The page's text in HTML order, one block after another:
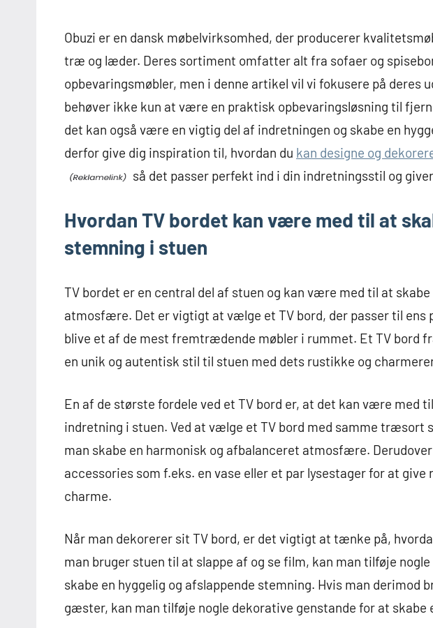
Obuzi er en dansk møbelvirksomhed, der producerer
træ og læder. Deres sortiment omfatter alt fra sofaer og
opbevaringsmøbler, men i denne artikel vil vi fokusere på deres
behøver ikke kun at være en praktisk opbevaringsløsning til
det kan også være en vigtig del af indretningen og skabe en
derfor give dig inspiration til, hvordan du kan designe og
så det passer perfekt ind i din indretningsstil og
Hvordan TV bordet kan være med til at
stemning i stuen
TV bordet er en central del af stuen og kan være med til at
atmosfære. Det er vigtigt at vælge et TV bord, der passer til ens
blive et af de mest fremtrædende møbler i rummet. Et TV bord
en unik og autentisk stil til stuen med dets rustikke og
En af de største fordele ved et TV bord er, at det kan være med
indretning i stuen. Ved at vælge et TV bord med samme træsort
man skabe en harmonisk og afbalanceret atmosfære.
accessories som f.eks. en vase eller et par lysestager for at
charme.
Når man dekorerer sit TV bord, er det vigtigt at tænke på,
man bruger stuen til at slappe af og se film, kan man tilføje
skabe en hyggelig og afslappende stemning. Hvis man derimod
gæster, kan man tilføje nogle dekorative genstande for at